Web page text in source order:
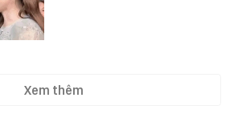
Xem thêm